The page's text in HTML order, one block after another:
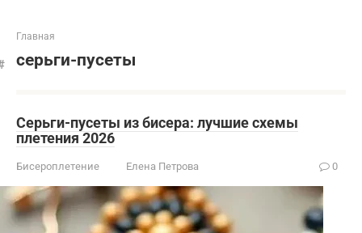
Главная
серьги-пусеты
Серьги-пусеты из бисера: лучшие схемы
плетения 2026
Бисероплетение Елена Петрова 0